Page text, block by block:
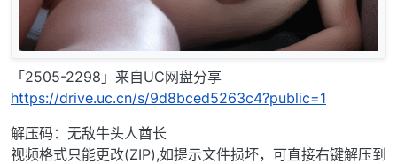
「2505-2298」来自UC网盘分享
https://drive.uc.cn/s/9d8bced5263c4?public=1
解压码：无敌牛头人酋长
视频格式只能更改(ZIP),如提示文件损坏，可直接右键解压到